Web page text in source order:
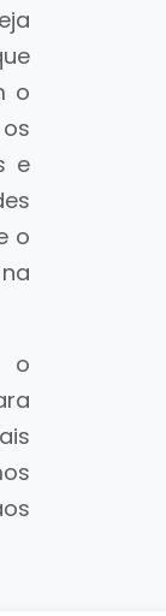
o
e
o
o